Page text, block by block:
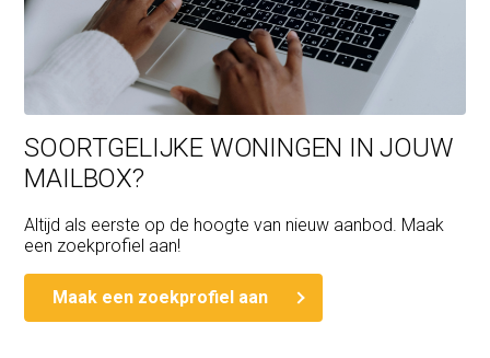
SOORTGELIJKE WONINGEN IN JOUW
MAILBOX?
Altijd als eerste op de hoogte van nieuw aanbod. Maak
een zoekprofiel aan!
Maak een zoekprofiel aan